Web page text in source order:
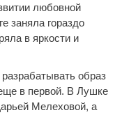
любовной
заняла гораздо
в яркости и
образ
в первой. В Лушке
Мелеховой, а